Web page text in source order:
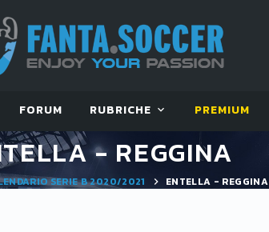
FORUM RUBRICHE PREMIUM
- REGGINA
SERIE B 2020/2021 ENTELLA - REGGINA